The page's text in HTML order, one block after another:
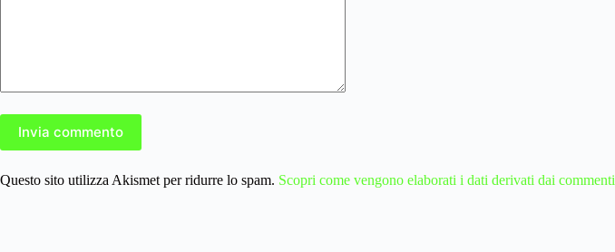
Invia commento
Questo sito utilizza Akismet per ridurre lo spam. Scopri come vengono elaborati i dati derivati dai commenti